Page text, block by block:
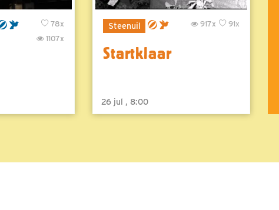
78x
1107x
Steenuil 91x
917x
Startklaar
26 jul , 8:00